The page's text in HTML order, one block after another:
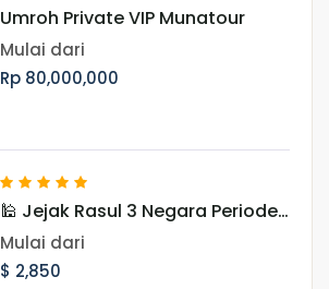
Umroh Private VIP Munatour
Mulai dari
Rp 80,000,000
🕌 Jejak Rasul 3 Negara Periode
Januari 2027
Mulai dari
$ 2,850